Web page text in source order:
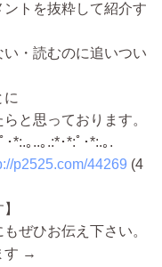
トを抜粋して紹介す
・読むのに追いつい
と思っております。
*:.｡..｡.:*･*:ﾟ･*:.｡.
p2525.com/44269 (4
ぜひお伝え下さい。
す →